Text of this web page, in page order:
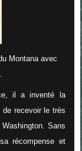
Montana avec
il a inventé la
recevoir le très
Sans
récompense et